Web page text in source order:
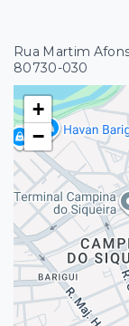
Rua Martim
80730-030
+
−